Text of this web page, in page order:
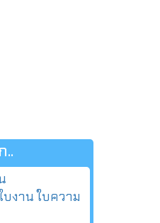
..
บงาน ใบความ